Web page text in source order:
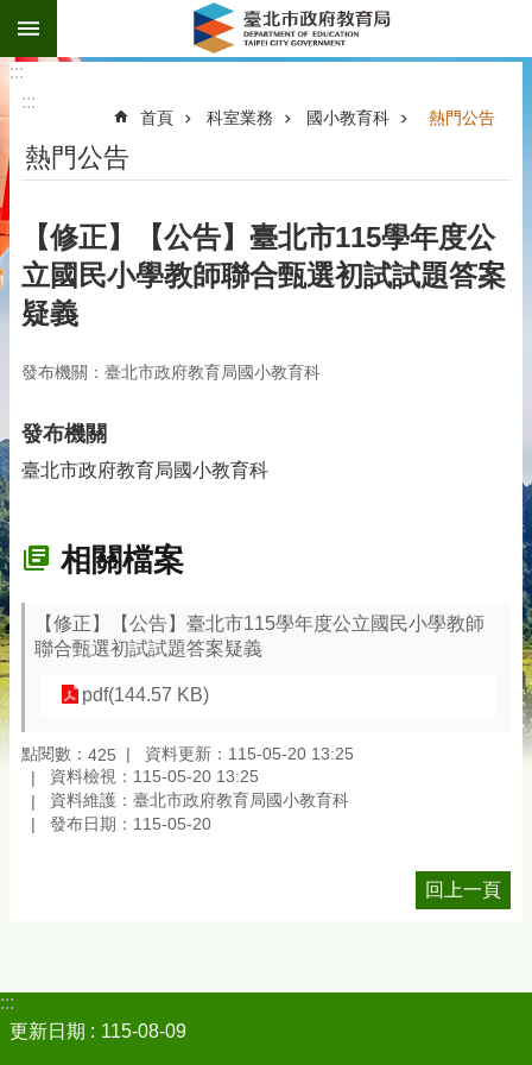
跳到主要內容區塊
:::
:::
首頁 科室業務 國小教育科 熱門公告
熱門公告
【修正】【公告】臺北市115學年度公
立國民小學教師聯合甄選初試試題答案
疑義
發布機關：臺北市政府教育局國小教育科
發布機關
臺北市政府教育局國小教育科
相關檔案
【修正】【公告】臺北市115學年度公立國民小學教師
聯合甄選初試試題答案疑義
pdf(144.57 KB)
點閱數： 425
資料更新：115-05-20 13:25
資料檢視：115-05-20 13:25
資料維護：臺北市政府教育局國小教育科
發布日期：115-05-20
回上一頁
:::
更新日期
115-08-09